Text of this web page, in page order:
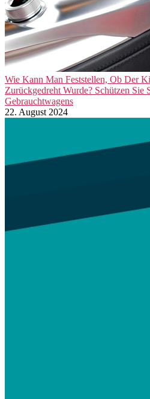
Wie Kann Man Feststellen, Ob Der
Zurückgedreht Wurde? Schützen Sie
Gebrauchtwagens
22. August 2024